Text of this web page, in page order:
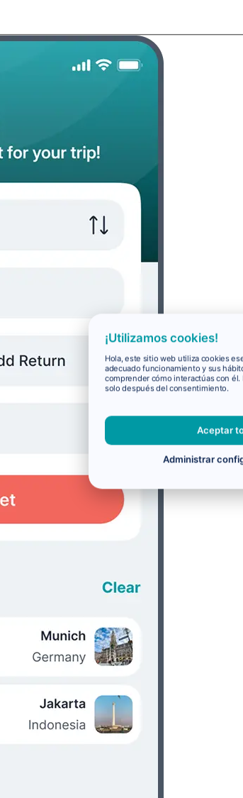
¡Utilizamos cookies!
Hola, este sitio web utiliza cookies
adecuado funcionamiento y sus
comprender cómo interactúas con
solo después del consentimiento.
Aceptar
Administrar